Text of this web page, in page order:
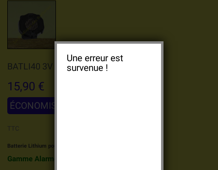
BATLI40 3V 620MAH DAITEM
15,90 €
ÉCONOMISEZ 1,00 €
TTC
Batterie Lithium pour alarme DAITEM
Gamme Alarme e-Nova DAITEM
Une erreur est
survenue !